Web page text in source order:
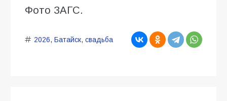
Фото ЗАГС.
2026, Батайск, свадьба